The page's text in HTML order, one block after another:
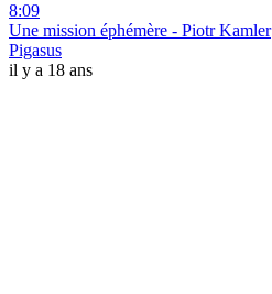
8:09
Une mission éphémère - Piotr Kamler
Pigasus
il y a 18 ans